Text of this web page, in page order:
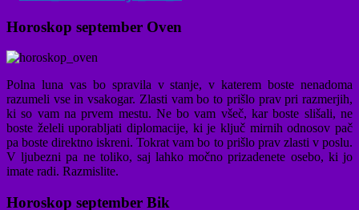
Horoskop september Oven
Polna luna vas bo spravila v stanje, v katerem boste nenadoma
razumeli vse in vsakogar. Zlasti vam bo to prišlo prav pri razmerjih,
ki so vam na prvem mestu. Ne bo vam všeč, kar boste slišali, ne
boste želeli uporabljati diplomacije, ki je ključ mirnih odnosov pač
pa boste direktno iskreni. Tokrat vam bo to prišlo prav zlasti v poslu.
V ljubezni pa ne toliko, saj lahko močno prizadenete osebo, ki jo
imate radi. Razmislite.
Horoskop september Bik